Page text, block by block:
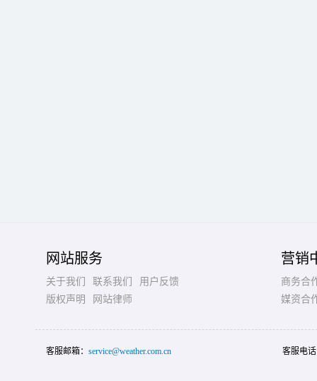
网站服务
关于我们 联系我们
用户反馈
版权声明
网站律师
营销
商务合
媒资合
客服邮箱： service@weather.com.cn 客服电